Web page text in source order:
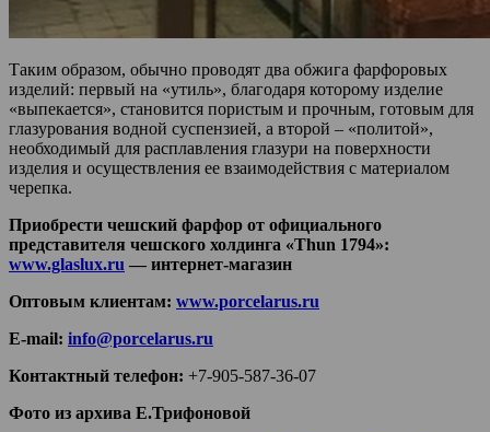
Таким образом, обычно проводят два обжига фарфоровых
изделий: первый на «утиль», благодаря которому изделие
«выпекается», становится пористым и прочным, готовым для
глазурования водной суспензией, а второй – «политой»,
необходимый для расплавления глазури на поверхности
изделия и осуществления ее взаимодействия с материалом
черепка.
Приобрести чешский фарфор от официального
представителя чешского холдинга «Thun 1794»:
www.glaslux.ru — интернет-магазин
Оптовым клиентам: www.porcelarus.ru
E-mail: info@porcelarus.ru
Контактный телефон: +7-905-587-36-07
Фото из архива Е.Трифоновой